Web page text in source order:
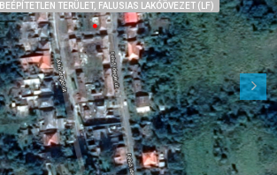
BEÉPÍTETLEN TERÜLET, FALUSIAS LAKÓÖVEZET (LF)